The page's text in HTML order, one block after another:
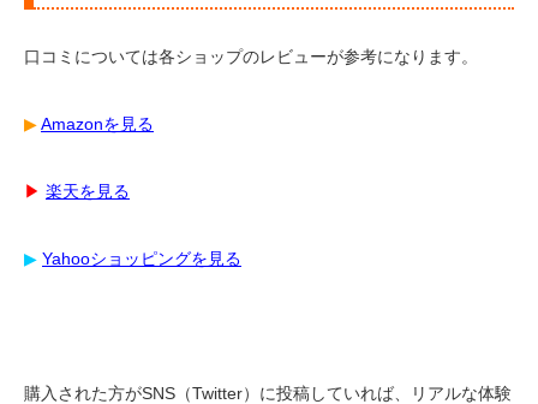
口コミについては各ショップのレビューが参考になります。
▶︎Amazonを見る
▶︎ 楽天を見る
▶︎ Yahooショッピングを見る
購入された方がSNS（Twitter）に投稿していれば、リアルな体験